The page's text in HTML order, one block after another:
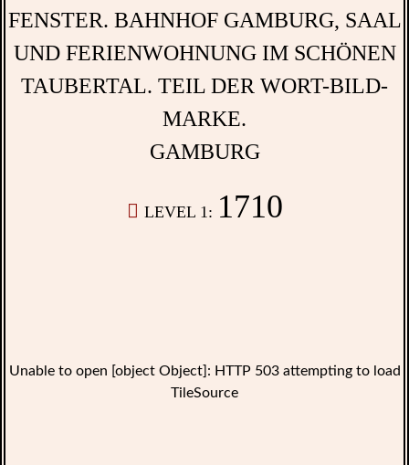
GAMBURG
LEVEL 1: 1710
Unable to open [object Object]: HTTP 503 attempting to load
TileSource